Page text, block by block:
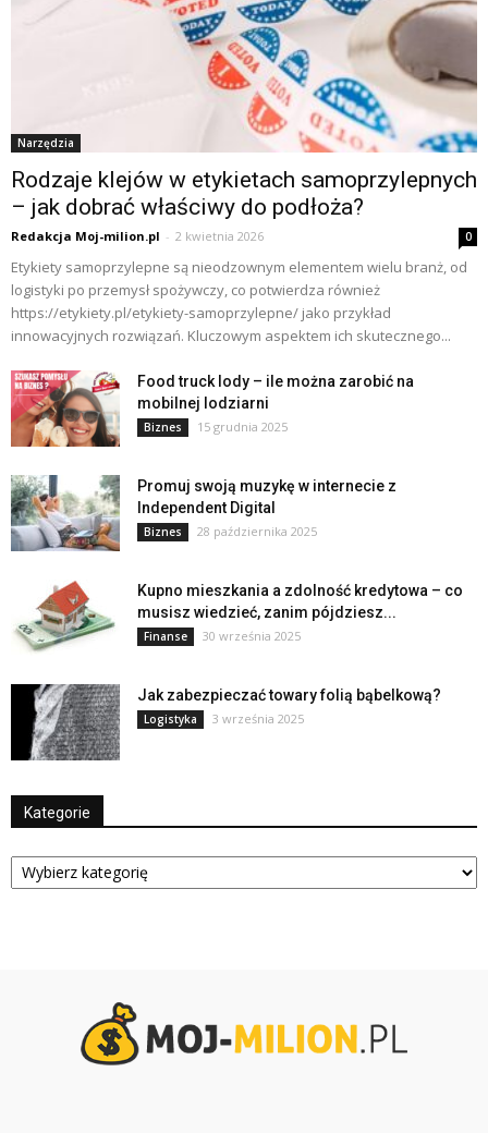
Narzędzia
Rodzaje klejów w etykietach samoprzylepnych
– jak dobrać właściwy do podłoża?
Redakcja Moj-milion.pl - 2 kwietnia 2026 0
Etykiety samoprzylepne są nieodzownym elementem wielu branż, od
logistyki po przemysł spożywczy, co potwierdza również
https://etykiety.pl/etykiety-samoprzylepne/ jako przykład
innowacyjnych rozwiązań. Kluczowym aspektem ich skutecznego...
Food truck lody – ile można zarobić na
mobilnej lodziarni
Biznes 15 grudnia 2025
Promuj swoją muzykę w internecie z
Independent Digital
Biznes 28 października 2025
Kupno mieszkania a zdolność kredytowa – co
musisz wiedzieć, zanim pójdziesz...
Finanse 30 września 2025
Jak zabezpieczać towary folią bąbelkową?
Logistyka 3 września 2025
Kategorie
Kategorie